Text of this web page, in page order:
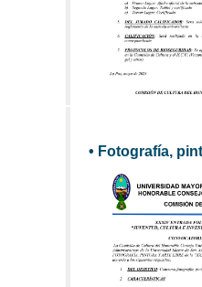
• Fotografía,